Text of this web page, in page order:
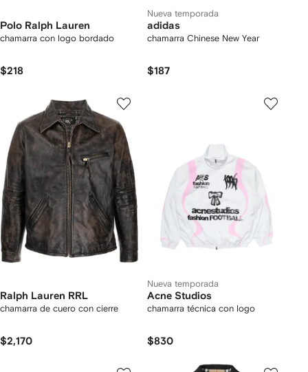
Polo Ralph Lauren
chamarra con logo bordado
$218
Nueva temporada
adidas
chamarra Chinese New Year
$187
Ralph Lauren RRL
chamarra de cuero con cierre
$2,170
Nueva temporada
Acne Studios
chamarra técnica con logo
$830